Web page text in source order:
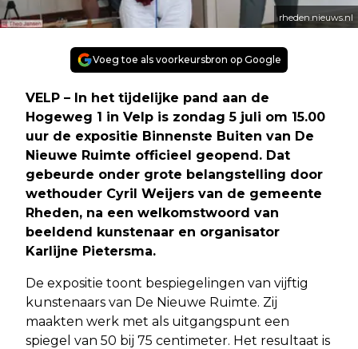
rheden.nieuws.nl
Voeg toe als voorkeursbron op Google
VELP – In het tijdelijke pand aan de
Hogeweg 1 in Velp is zondag 5 juli om 15.00
uur de expositie Binnenste Buiten van De
Nieuwe Ruimte officieel geopend. Dat
gebeurde onder grote belangstelling door
wethouder Cyril Weijers van de gemeente
Rheden, na een welkomstwoord van
beeldend kunstenaar en organisator
Karlijne Pietersma.
De expositie toont bespiegelingen van vijftig
kunstenaars van De Nieuwe Ruimte. Zij
maakten werk met als uitgangspunt een
spiegel van 50 bij 75 centimeter. Het resultaat is